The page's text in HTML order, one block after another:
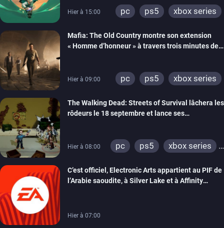
Hier à 15:00 pc ps5 xbox series
Mafia: The Old Country montre son extension
« Homme d’honneur » à travers trois minutes de
Hier à 09:00 pc ps5 xbox series
The Walking Dead: Streets of Survival lâchera les
rôdeurs le 18 septembre et lance ses
Hier à 08:00 pc ps5
xbox series
C’est officiel, Electronic Arts appartient au PIF de
l’Arabie saoudite, à Silver Lake et à Affinity
Hier à 07:00